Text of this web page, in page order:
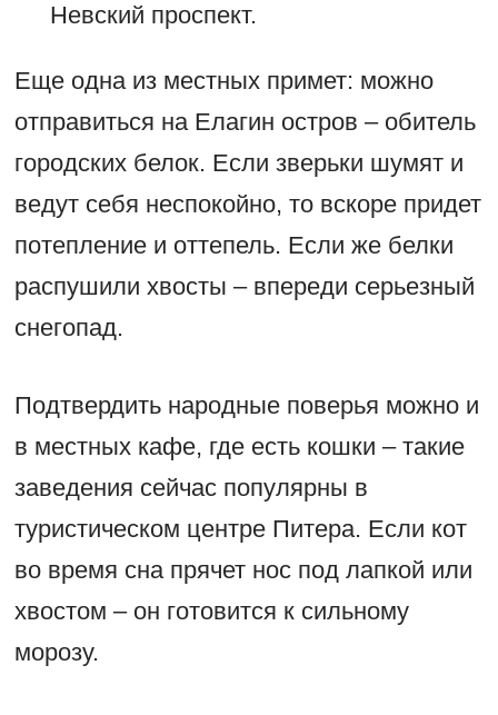
Невский проспект.
Еще одна из местных примет: можно
отправиться на Елагин остров – обитель
городских белок. Если зверьки шумят и
ведут себя неспокойно, то вскоре придет
потепление и оттепель. Если же белки
распушили хвосты – впереди серьезный
снегопад.
Подтвердить народные поверья можно и
в местных кафе, где есть кошки – такие
заведения сейчас популярны в
туристическом центре Питера. Если кот
во время сна прячет нос под лапкой или
хвостом – он готовится к сильному
морозу.